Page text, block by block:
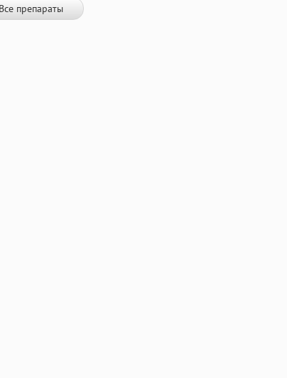
Все препараты